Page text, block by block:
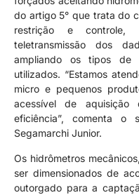
do artigo 5° que trata do
restrição e
teletransmissão dos
ampliando os tipos de
utilizados. “Estamos
micro e pequenos
acessível de
eficiência”, comenta o
Segamarchi Junior.
Os hidrômetros
ser dimensionados de
outorgado para a